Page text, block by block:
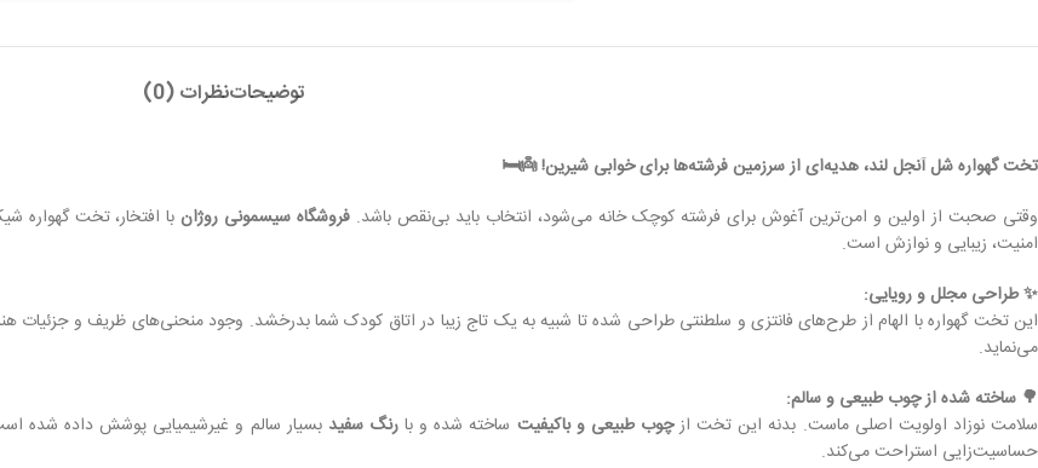
توضیحاتنظرات (0)
تخت گهواره شل آنجل لند، هدیه‌ای از سرزمین فرشته‌ها برای خوابی شیرین! 👼🛏️
وقتی صحبت از اولین و امن‌ترین آغوش برای فرشته کوچک خانه می‌شود، انتخاب باید بی‌نقص باشد. فروشگاه سیسمونی روژان
امنیت، زیبایی و نوازش است.
✨ طراحی مجلل و رویایی:
این تخت گهواره با الهام از طرح‌های فانتزی و سلطنتی طراحی شده تا شبیه به یک تاج زیبا در اتاق کودک شما بدرخشد. وجود منحنی‌های ظریف و جزئیات
می‌نماید.
🌳 ساخته شده از چوب طبیعی و سالم:
سلامت نوزاد اولویت اصلی ماست. بدنه این تخت ازچوب طبیعی و باکیفیت ساخته شده و بارنگ سفید بسیار سالم و غیرشیمیایی پوشش داده شده
حساسیت‌زایی استراحت می‌کند.